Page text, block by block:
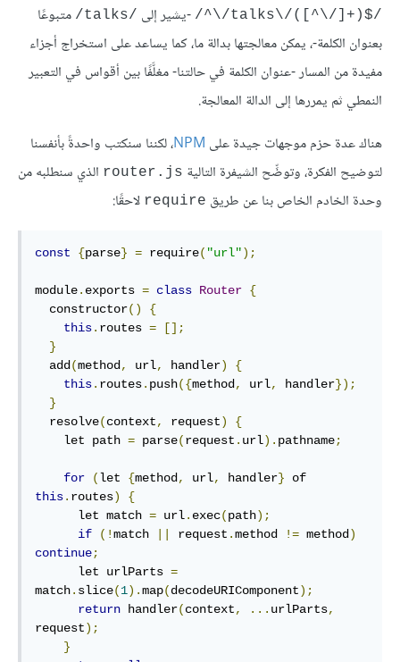
‎/^\/talks\/([^\/]+)$/‎ -يشير إلى ‎/talks/‎ متبوعًا
بعنوان الكلمة-، يمكن معالجتها بدالة ما، كما يساعد على استخراج أجزاء
مفيدة من المسار -عنوان الكلمة في حالتنا- مغلَّفًا بين أقواس في التعبير
النمطي ثم يمررها إلى الدالة المعالجة.
هناك عدة حزم موجهات جيدة على NPM، لكننا سنكتب واحدةً بأنفسنا
لتوضيح الفكرة، وتوضِّح الشيفرة التالية router.js الذي سنطلبه من
وحدة الخادم الخاص بنا عن طريق require لاحقًا:
const {parse} = require( "url");
module. exports = class Router {
  constructor
()
{
this. routes =
[];
}
  add
(method , url, handler)
{
this. routes. push({method , url, handler});
}
  resolve
(context, request)
{
    let path
= parse(request . url). pathname;
for (let {method , url, handler}
this. routes)
{
      let match
= url. exec(path);
if
(!match request .method != method )
continue;
      let urlParts
=
match. slice(1).map(decodeURIComponent);
return handler(context, ... urlParts,
request);
}